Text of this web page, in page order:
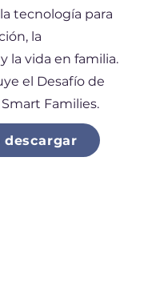
tecnología para
la
la vida en familia.
el Desafío de
Families.
descargar